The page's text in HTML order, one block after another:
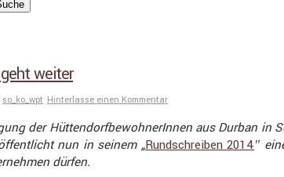
weiter
so_ko_wpt Hinterlasse einen Kommentar
der Hütten­dorf­be­woh­ne­rInnen aus Durban
nun in seinem „Rundschreiben 2014″
dürfen.